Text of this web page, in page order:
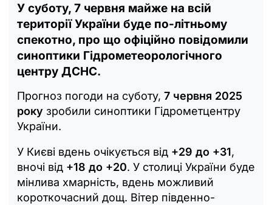
У суботу, 7 червня майже на всій
території України буде по-літньому
спекотно, про що офіційно повідомили
синоптики Гідрометеорологічного
центру ДСНС.
Прогноз погоди на суботу, 7 червня 2025
року зробили синоптики Гідрометцентру
України.
У Києві вдень очікується від +29 до +31,
вночі від +18 до +20. У столиці України буде
мінлива хмарність, вдень можливий
короткочасний дощ. Вітер південно-